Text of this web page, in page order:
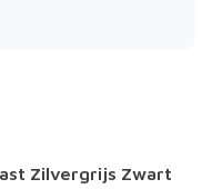
Zilvergrijs Zwart